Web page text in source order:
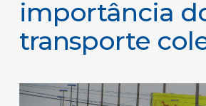
importância
transporte